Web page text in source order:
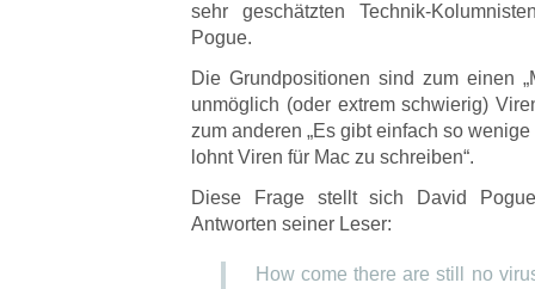
sehr geschätzten Technik-
Pogue.
Die Grundpositionen sind zum einen
unmöglich (oder extrem schwierig)
zum anderen „Es gibt einfach so
lohnt Viren für Mac zu schreiben“.
Diese Frage stellt sich David
Antworten seiner Leser:
How come there are still no